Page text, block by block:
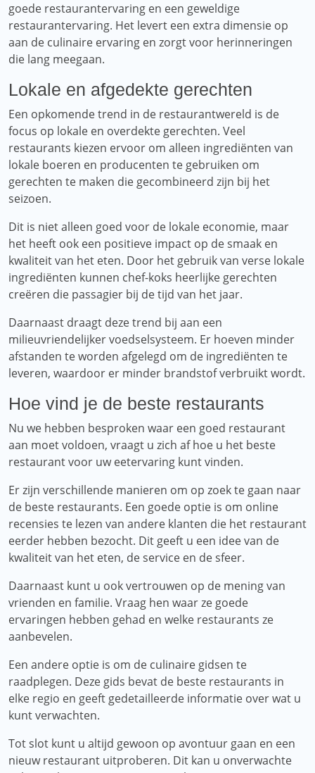
goede restaurantervaring en een geweldige
restaurantervaring. Het levert een extra dimensie op
aan de culinaire ervaring en zorgt voor herinneringen
die lang meegaan.
Lokale en afgedekte gerechten
Een opkomende trend in de restaurantwereld is de
focus op lokale en overdekte gerechten. Veel
restaurants kiezen ervoor om alleen ingrediënten van
lokale boeren en producenten te gebruiken om
gerechten te maken die gecombineerd zijn bij het
seizoen.
Dit is niet alleen goed voor de lokale economie, maar
het heeft ook een positieve impact op de smaak en
kwaliteit van het eten. Door het gebruik van verse lokale
ingrediënten kunnen chef-koks heerlijke gerechten
creëren die passagier bij de tijd van het jaar.
Daarnaast draagt ​​deze trend bij aan een
milieuvriendelijker voedselsysteem. Er hoeven minder
afstanden te worden afgelegd om de ingrediënten te
leveren, waardoor er minder brandstof verbruikt wordt.
Hoe vind je de beste restaurants
Nu we hebben besproken waar een goed restaurant
aan moet voldoen, vraagt ​​u zich af hoe u het beste
restaurant voor uw eetervaring kunt vinden.
Er zijn verschillende manieren om op zoek te gaan naar
de beste restaurants. Een goede optie is om online
recensies te lezen van andere klanten die het restaurant
eerder hebben bezocht. Dit geeft u een idee van de
kwaliteit van het eten, de service en de sfeer.
Daarnaast kunt u ook vertrouwen op de mening van
vrienden en familie. Vraag hen waar ze goede
ervaringen hebben gehad en welke restaurants ze
aanbevelen.
Een andere optie is om de culinaire gidsen te
raadplegen. Deze gids bevat de beste restaurants in
elke regio en geeft gedetailleerde informatie over wat u
kunt verwachten.
Tot slot kunt u altijd gewoon op avontuur gaan en een
nieuw restaurant uitproberen. Dit kan u onverwachte